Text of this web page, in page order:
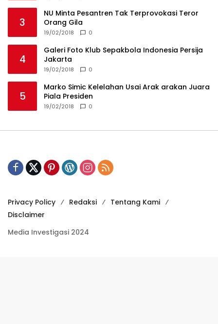
3
NU Minta Pesantren Tak Terprovokasi Teror
Orang Gila
19/02/2018 0
4
Galeri Foto Klub Sepakbola Indonesia Persija
Jakarta
19/02/2018 0
5
Marko Simic Kelelahan Usai Arak arakan Juara
Piala Presiden
19/02/2018 0
Privacy Policy Redaksi
Tentang Kami
Disclaimer
Media Investigasi 2024